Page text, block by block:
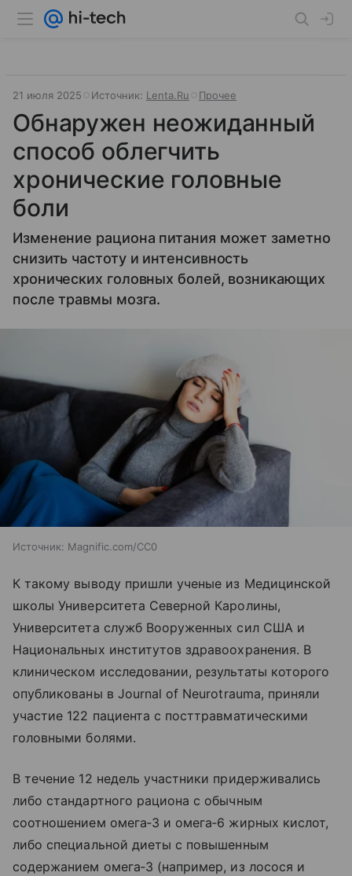
21 июля 2025 Источник: Lenta.Ru Прочее
Обнаружен неожиданный
способ облегчить
хронические головные
боли
Изменение рациона питания может заметно
снизить частоту и интенсивность
хронических головных болей, возникающих
после травмы мозга.
Источник: Magnific.com/CC0
К такому выводу пришли ученые из Медицинской
школы Университета Северной Каролины,
Университета служб Вооруженных сил США и
Национальных институтов здравоохранения. В
клиническом исследовании, результаты которого
опубликованы в Journal of Neurotrauma, приняли
участие 122 пациента с посттравматическими
головными болями.
В течение 12 недель участники придерживались
либо стандартного рациона с обычным
соотношением омега‑3 и омега‑6 жирных кислот,
либо специальной диеты с повышенным
содержанием омега‑3 (например, из лосося и